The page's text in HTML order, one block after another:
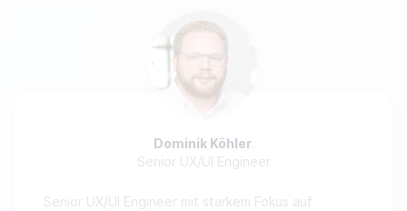
Dominik Köhler
Senior UX/UI Engineer
Senior UX/UI Engineer mit starkem Fokus auf